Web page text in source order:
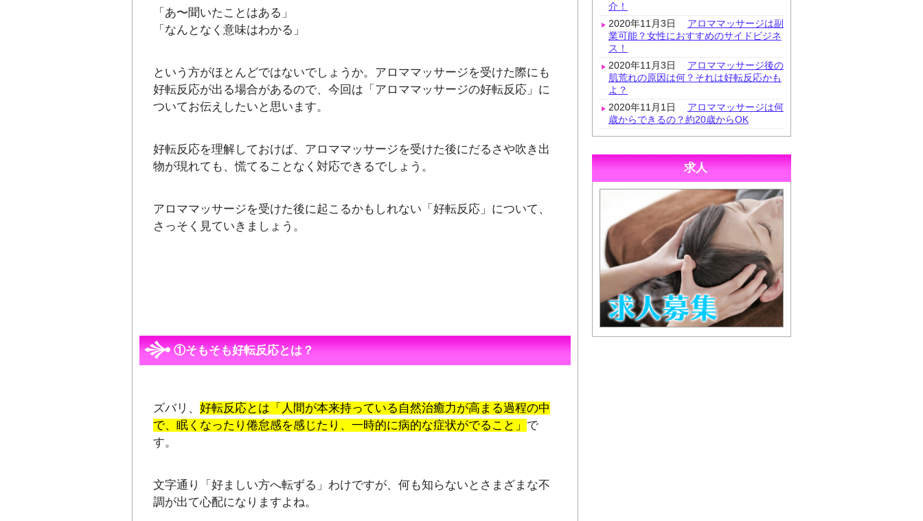
「あ〜聞いたことはある」
「なんとなく意味はわかる」
という方がほとんどではないでしょうか。アロママッサージを受けた際にも
好転反応が出る場合があるので、今回は「アロママッサージの好転反応」に
ついてお伝えしたいと思います。
好転反応を理解しておけば、アロママッサージを受けた後にだるさや吹き出
物が現れても、慌てることなく対応できるでしょう。
アロママッサージを受けた後に起こるかもしれない「好転反応」について、
さっそく見ていきましょう。
①そもそも好転反応とは？
ズバリ、 好転反応とは「人間が本来持っている自然治癒力が高まる過程の中
で、眠くなったり倦怠感を感じたり、一時的に病的な症状がでること」 で
す。
文字通り「好ましい方へ転ずる」わけですが、何も知らないとさまざまな不
調が出て心配になりますよね。
介！
2020年11月3日
アロママッサージは副
業可能？女性におすすめのサイドビジネ
ス！
2020年11月3日
アロママッサージ後の
肌荒れの原因は何？それは好転反応かも
よ？
2020年11月1日
アロママッサージは何
歳からできるの？約20歳からOK
求人